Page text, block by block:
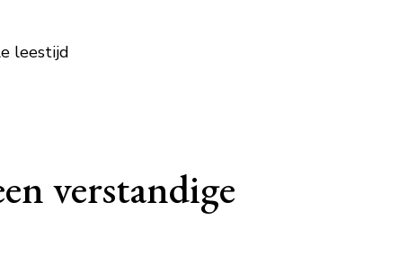
leestijd
verstandige